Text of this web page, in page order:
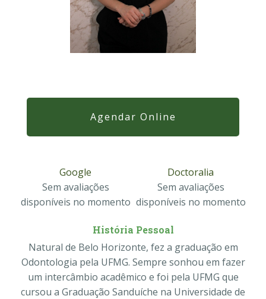
Agendar Online
Google
Sem avaliações
disponíveis no momento
Doctoralia
Sem avaliações
disponíveis no momento
História Pessoal
Natural de Belo Horizonte, fez a graduação em
Odontologia pela UFMG. Sempre sonhou em fazer
um intercâmbio acadêmico e foi pela UFMG que
cursou a Graduação Sanduíche na Universidade de